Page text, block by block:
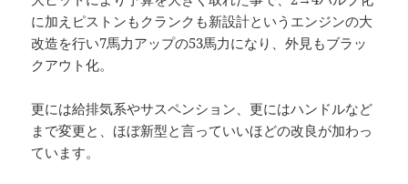
に加えピストンもクランクも新設計というエンジンの大
改造を行い7馬力アップの53馬力になり、外見もブラッ
クアウト化。
更には給排気系やサスペンション、更にはハンドルなど
まで変更と、ほぼ新型と言っていいほどの改良が加わっ
ています。